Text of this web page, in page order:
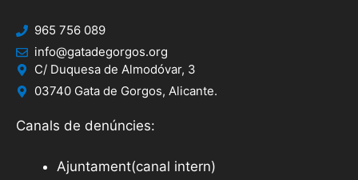
965 756 089
info@gatadegorgos.org
C/ Duquesa de Almodóvar, 3
03740 Gata de Gorgos, Alicante.
Canals de denúncies:
Ajuntament(canal intern)